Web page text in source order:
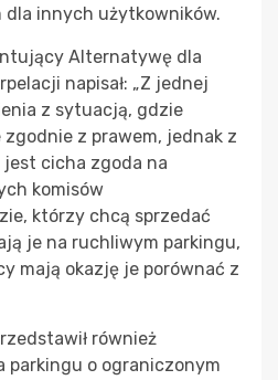
dla innych użytkowników.
Alternatywę dla
napisał: „Z jednej
z sytuacją, gdzie
z prawem, jednak z
cicha zgoda na
komisów
którzy chcą sprzedać
je na ruchliwym parkingu,
mają okazję je porównać z
również
parkingu o ograniczonym